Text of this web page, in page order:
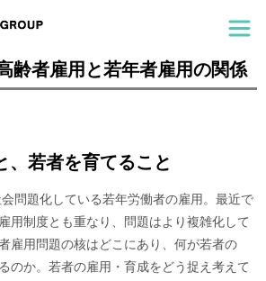
齢者雇用と若年者雇用の関係
、若者を育てること
問題化している若年労働者の雇用。最近で
用制度とも重なり、問題はより複雑化して
雇用問題の核はどこにあり、何が若者の
のか。若者の雇用・育成をどう捉え考えて